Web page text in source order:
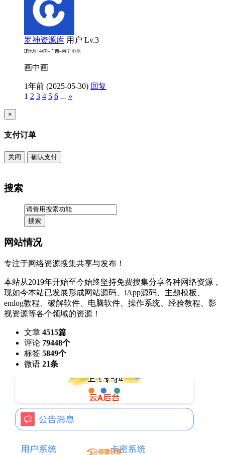
罗神资源库 用户 Lv.3
IP地址:中国–广西–南宁 电信
画中画
1年前 (2025-05-30) 回复
1 2 3 4 5 6 ... »
×
支付订单
关闭 确认支付
搜索
搜索
网站情况
专注于网络资源搜集共享与发布！
本站从2019年开始至今始终坚持免费搜集分享各种网络资源，
现如今本站已发展形成网站源码、iApp源码、主题模板、
emlog教程、破解软件、电脑软件、操作系统、经验教程、影
视资源等各个领域的资源！
文章 4515篇
评论 79448个
标签 5849个
微语 21条